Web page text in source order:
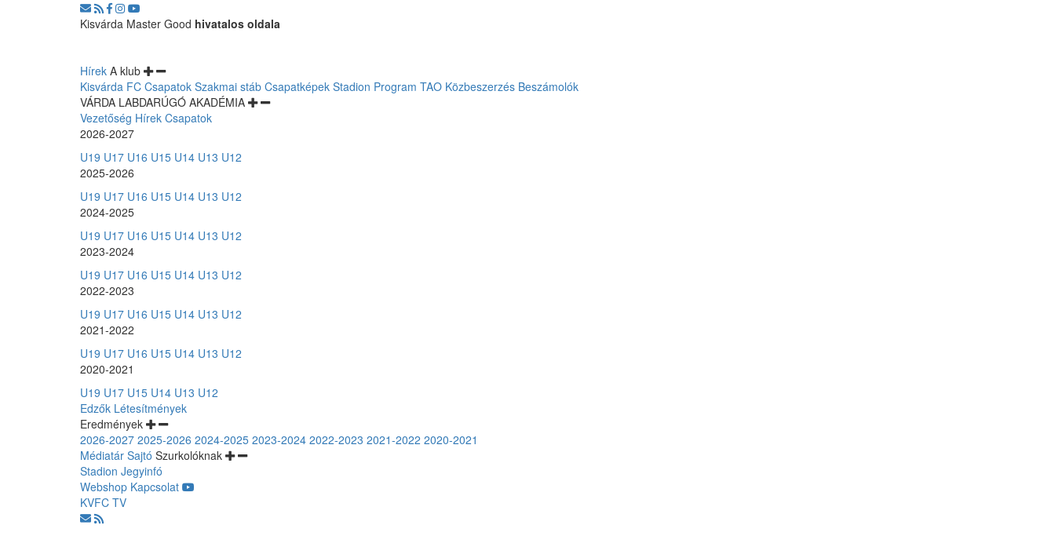
Kisvárda Master Good hivatalos oldala
Hírek A klub
Kisvárda FC Csapatok Szakmai stáb Csapatképek Stadion Program TAO Közbeszerzés Beszámolók
VÁRDA LABDARÚGÓ AKADÉMIA
Vezetőség Hírek Csapatok
2026-2027
U19 U17 U16 U15 U14 U13 U12
2025-2026
U19 U17 U16 U15 U14 U13 U12
2024-2025
U19 U17 U16 U15 U14 U13 U12
2023-2024
U19 U17 U16 U15 U14 U13 U12
2022-2023
U19 U17 U16 U15 U14 U13 U12
2021-2022
U19 U17 U16 U15 U14 U13 U12
2020-2021
U19 U17 U15 U14 U13 U12
Edzők Létesítmények
Eredmények
2026-2027 2025-2026 2024-2025 2023-2024 2022-2023 2021-2022 2020-2021
Médiatár Sajtó Szurkolóknak
Stadion Jegyinfó
Webshop Kapcsolat
KVFC TV